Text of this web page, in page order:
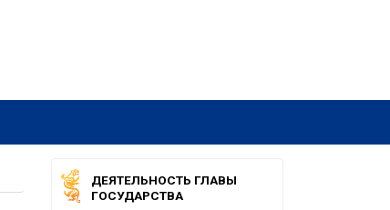
ДЕЯТЕЛЬНОСТЬ ГЛАВЫ
ГОСУДАРСТВА